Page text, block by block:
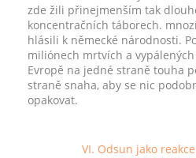
zde žili přinejmenším tak
koncentračních táborech.
hlásili k německé národnosti.
miliónech mrtvích a
Evropě na jedné straně touha
straně snaha, aby se nic
opakovat.
VI. Odsun jako